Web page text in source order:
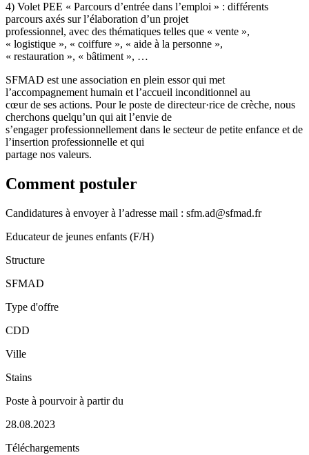
4) Volet PEE « Parcours d’entrée dans l’emploi » : différents
parcours axés sur l’élaboration d’un projet
professionnel, avec des thématiques telles que « vente »,
« logistique », « coiffure », « aide à la personne »,
« restauration », « bâtiment », …
SFMAD est une association en plein essor qui met
l’accompagnement humain et l’accueil inconditionnel au
cœur de ses actions. Pour le poste de directeur·rice de crèche, nous
cherchons quelqu’un qui ait l’envie de
s’engager professionnellement dans le secteur de petite enfance et de
l’insertion professionnelle et qui
partage nos valeurs.
Comment postuler
Candidatures à envoyer à l’adresse mail : sfm.ad@sfmad.fr
Educateur de jeunes enfants (F/H)
Structure
SFMAD
Type d'offre
CDD
Ville
Stains
Poste à pourvoir à partir du
28.08.2023
Téléchargements